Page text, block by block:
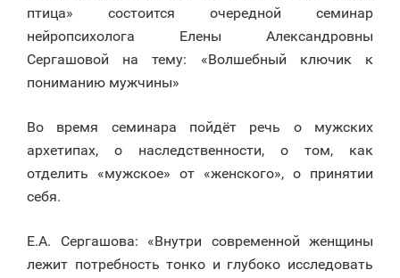
птица» состоится очередной семинар
нейропсихолога Елены Александровны
Сергашовой на тему: «Волшебный ключик к
пониманию мужчины»
Во время семинара пойдёт речь о мужских
архетипах, о наследственности, о том, как
отделить «мужское» от «женского», о принятии
себя.
Е.А. Сергашова: «Внутри современной женщины
лежит потребность тонко и глубоко исследовать